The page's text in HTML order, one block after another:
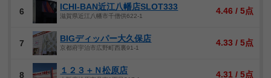
6 ICHI-BAN近江八幡店SLOT333
滋賀県近江八幡市千僧供622-1
4.46 / 5点
7 BIGディッパー大久保店
京都府宇治市広野町西裏91-1
4.33 / 5点
8 １２３＋Ｎ松原店 4.31 / 5点